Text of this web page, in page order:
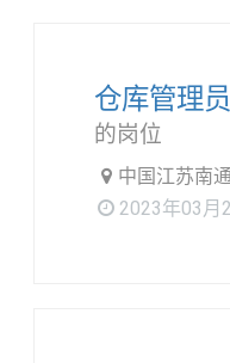
仓库管理员
的岗位
中国江苏南
2023年03月